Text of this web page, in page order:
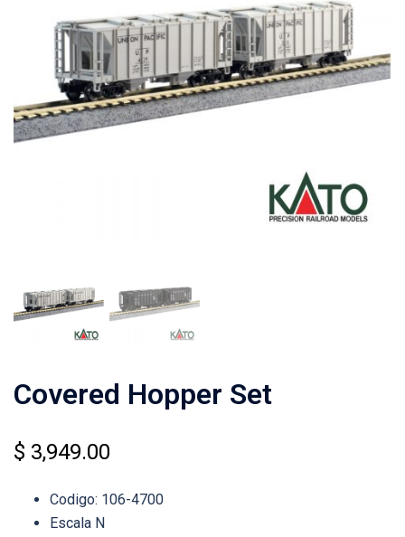
Covered Hopper Set
$ 3,949.00
Codigo: 106-4700
Escala N